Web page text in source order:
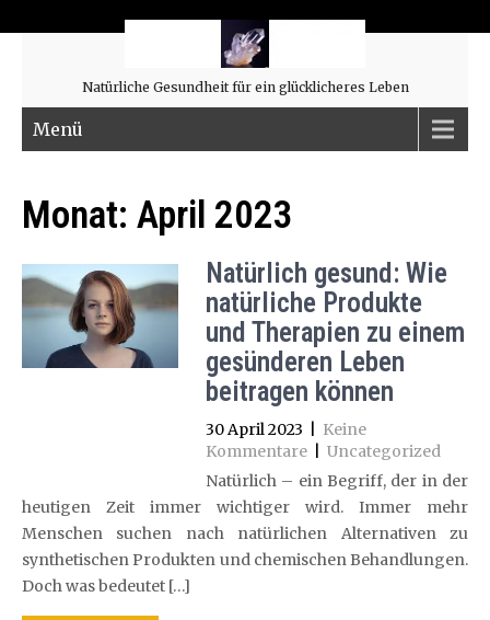
Natürliche Gesundheit für ein glücklicheres Leben
Menü
Monat: April 2023
Natürlich gesund: Wie
natürliche Produkte
und Therapien zu einem
gesünderen Leben
beitragen können
30 April 2023
Keine
Kommentare
Uncategorized
Natürlich – ein Begriff, der in der
heutigen Zeit immer wichtiger wird. Immer mehr
Menschen suchen nach natürlichen Alternativen zu
synthetischen Produkten und chemischen Behandlungen.
Doch was bedeutet […]